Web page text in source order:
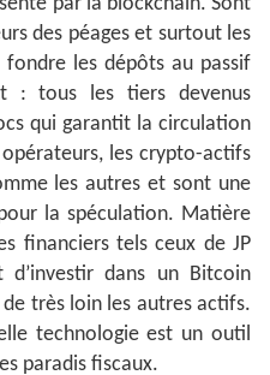
des péages et surtout les
les dépôts au passif
: tous les tiers devenus
qui garantit la circulation
les crypto-actifs
les autres et sont une
la spéculation. Matière
financiers tels ceux de JP
d’investir dans un Bitcoin
très loin les autres actifs.
technologie est un outil
paradis fiscaux.